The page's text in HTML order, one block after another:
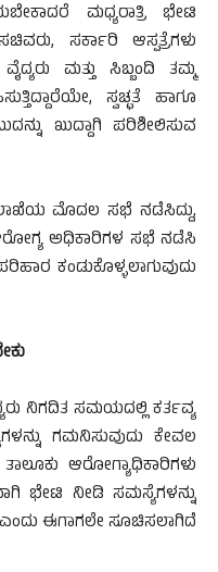
ಮಧ್ಯರಾತ್ರಿ ಭೇಟಿ
ಸರ್ಕಾರಿ ಆಸ್ಪತ್ರೆಗಳು
ಮತ್ತು ಸಿಬ್ಬಂದಿ ತಮ್ಮ
ಸ್ವಚ್ಛತೆ ಹಾಗೂ
ಖುದ್ದಾಗಿ ಪರಿಶೀಲಿಸುವ
ಮೊದಲ ಸಭೆ ನಡೆಸಿದ್ದು,
ಅಧಿಕಾರಿಗಳ ಸಭೆ ನಡೆಸಿ
ಕಂಡುಕೊಳ್ಳಲಾಗುವುದು
ನಿಗದಿತ ಸಮಯದಲ್ಲಿ ಕರ್ತವ್ಯ
ಗಮನಿಸುವುದು ಕೇವಲ
ಆರೋಗ್ಯಾಧಿಕಾರಿಗಳು
ಭೇಟಿ ನೀಡಿ ಸಮಸ್ಯೆಗಳನ್ನು
ಎಂದು ಈಗಾಗಲೇ ಸೂಚಿಸಲಾಗಿದೆ